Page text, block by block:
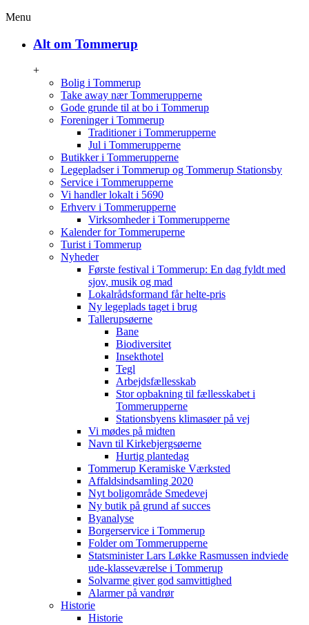
Menu
Alt om Tommerup
+
Bolig i Tommerup
Take away nær Tommerupperne
Gode grunde til at bo i Tommerup
Foreninger i Tommerup
Traditioner i Tommerupperne
Jul i Tommerupperne
Butikker i Tommerupperne
Legepladser i Tommerup og Tommerup Stationsby
Service i Tommerupperne
Vi handler lokalt i 5690
Erhverv i Tommerupperne
Virksomheder i Tommerupperne
Kalender for Tommeruperne
Turist i Tommerup
Nyheder
Første festival i Tommerup: En dag fyldt med
sjov, musik og mad
Lokalrådsformand får helte-pris
Ny legeplads taget i brug
Tallerupsøerne
Bane
Biodiversitet
Insekthotel
Tegl
Arbejdsfællesskab
Stor opbakning til fællesskabet i
Tommerupperne
Stationsbyens klimasøer på vej
Vi mødes på midten
Navn til Kirkebjergsøerne
Hurtig plantedag
Tommerup Keramiske Værksted
Affaldsindsamling 2020
Nyt boligområde Smedevej
Ny butik på grund af succes
Byanalyse
Borgerservice i Tommerup
Folder om Tommerupperne
Statsminister Lars Løkke Rasmussen indviede
ude-klasseværelse i Tommerup
Solvarme giver god samvittighed
Alarmer på vandrør
Historie
Historie